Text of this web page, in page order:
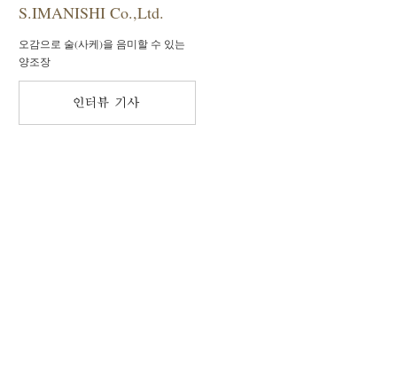
S.IMANISHI Co.,Ltd.
오감으로 술(사케)을 음미할 수 있는
양조장